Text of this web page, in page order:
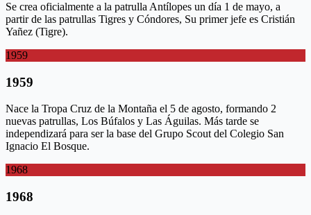
Se crea oficialmente a la patrulla Antílopes un día 1 de mayo, a
partir de las patrullas Tigres y Cóndores, Su primer jefe es Cristián
Yañez (Tigre).
1959
1959
Nace la Tropa Cruz de la Montaña el 5 de agosto, formando 2
nuevas patrullas, Los Búfalos y Las Águilas. Más tarde se
independizará para ser la base del Grupo Scout del Colegio San
Ignacio El Bosque.
1968
1968